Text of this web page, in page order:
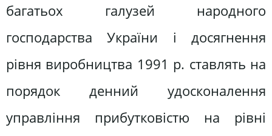
багатьох галузей народного
господарства України і досягнення
рівня виробництва 1991 р. ставлять на
порядок денний удосконалення
управління прибутковістю на рівні